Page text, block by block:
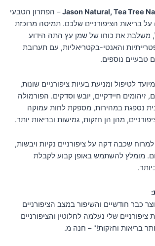
Jason Natural, Tea Tree– הפתרון הטבעי
בריאות הציפורניים שלכם. תמיסה מרוכזת
15 מ"ל, משלבת את כוחו של שמן עץ התה הידוע
והאנטי-בקטריאליות, עם תערובת
טבעיים נוספים.
מיועד לטיפול ומניעת בעיות ציפורניים שונות,
זיהומים חיידקיים, יובש וסדקים. הפורמולה
נספגת במהירות, מספקת לחות עמוקה
מהן הן חזקות, גמישות ובריאות יותר.
שכבה דקה על ציפורניים נקיות ויבשות,
מומלץ להשתמש באופן קבוע לקבלת
כבר חודשיים והשיפור במצב הציפורניים
שלי נעלמה לחלוטין והציפורניים
בריאות וחזקות!" – חנה מ.